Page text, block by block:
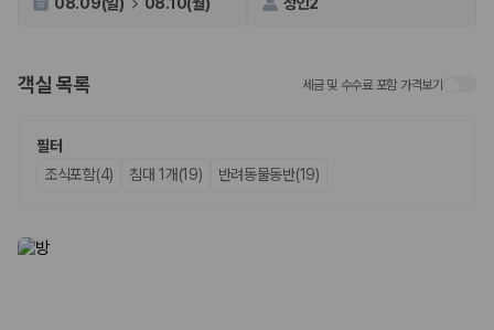
장소, 취소 규정이 다릅니다. 카모아는 여러 제주 렌트카 업체의 조건을 한
업체별 가격비교:
제주 렌트카 업체별 실시간 예약 가능 차량과 요금
차종별 최저가 비교:
인원에 맞는 차종별 가격을 비교합니다.
보험 조건 비교:일반자차, 완전자차, 슈퍼자차의 면책금과 보상 한
확인합니다.
실시간 예약:
객실 목록 세금 및 수수료 포함 가격보기
필터
조식포함(4)
침대 1개(19) 반려동물동반(19)